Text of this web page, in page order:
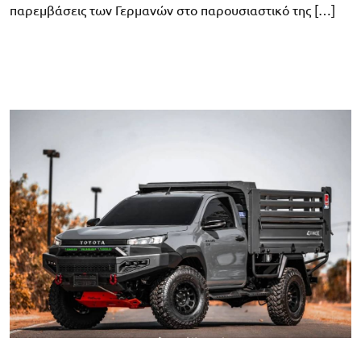
παρεμβάσεις των Γερμανών στο παρουσιαστικό της […]